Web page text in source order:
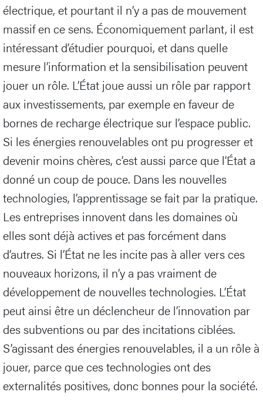
électrique, et pourtant il n’y a pas de mouvement
massif en ce sens. Économiquement parlant, il est
intéressant d’étudier pourquoi, et dans quelle
mesure l’information et la sensibilisation peuvent
jouer un rôle. L’État joue aussi un rôle par rapport
aux investissements, par exemple en faveur de
bornes de recharge électrique sur l’espace public.
Si les énergies renouvelables ont pu progresser et
devenir moins chères, c’est aussi parce que l’État a
donné un coup de pouce. Dans les nouvelles
technologies, l’apprentissage se fait par la pratique.
Les entreprises innovent dans les domaines où
elles sont déjà actives et pas forcément dans
d’autres. Si l’État ne les incite pas à aller vers ces
nouveaux horizons, il n’y a pas vraiment de
développement de nouvelles technologies. L’État
peut ainsi être un déclencheur de l’innovation par
des subventions ou par des incitations ciblées.
S’agissant des énergies renouvelables, il a un rôle à
jouer, parce que ces technologies ont des
externalités positives, donc bonnes pour la société.